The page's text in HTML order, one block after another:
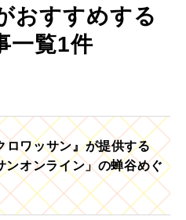
おすすめする
一覧1件
ロワッサン』が提供する
オンライン」の蝉谷めぐ